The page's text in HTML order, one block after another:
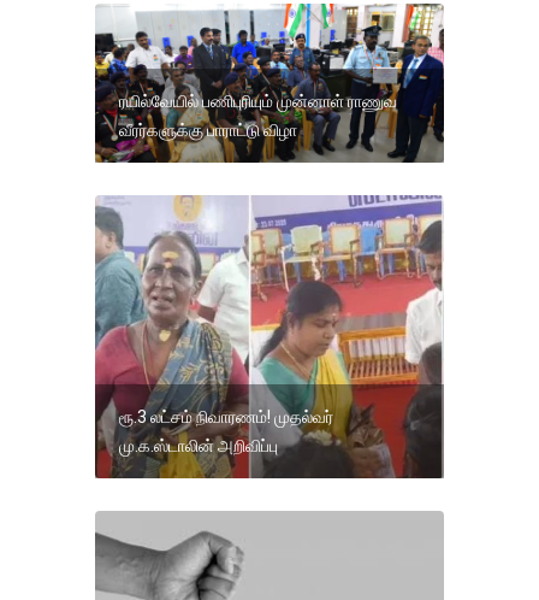
ரயில்வேயில் பணிபுரியும் முன்னாள் ராணுவ
வீரர்களுக்கு பாராட்டு விழா
ரூ.3 லட்சம் நிவாரணம்! முதல்வர்
மு.க.ஸ்டாலின் அறிவிப்பு